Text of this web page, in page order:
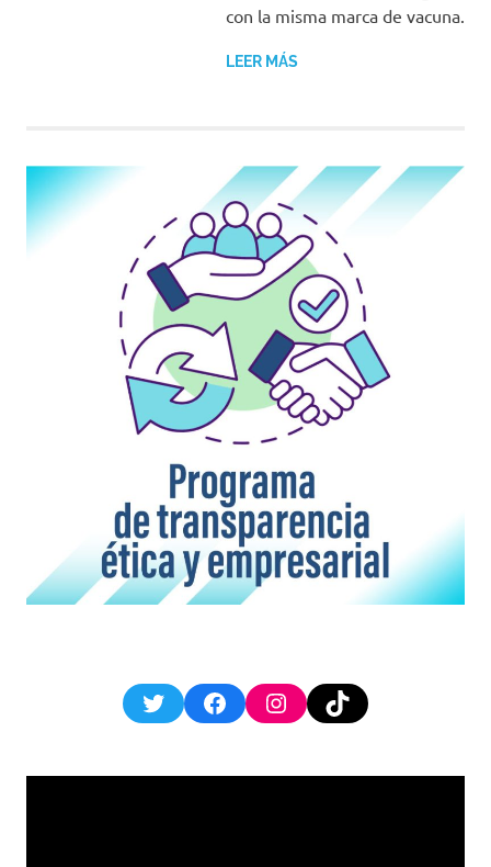
con la misma marca de vacuna.
LEER MÁS
TwitterFacebookInstagram
TikTok